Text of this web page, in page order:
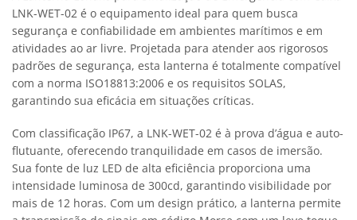
LNK-WET-02 é o equipamento ideal para quem busca
segurança e confiabilidade em ambientes marítimos e em
atividades ao ar livre. Projetada para atender aos rigorosos
padrões de segurança, esta lanterna é totalmente compatível
com a norma ISO18813:2006 e os requisitos SOLAS,
garantindo sua eficácia em situações críticas.
Com classificação IP67, a LNK-WET-02 é à prova d’água e auto-
flutuante, oferecendo tranquilidade em casos de imersão.
Sua fonte de luz LED de alta eficiência proporciona uma
intensidade luminosa de 300cd, garantindo visibilidade por
mais de 12 horas. Com um design prático, a lanterna permite